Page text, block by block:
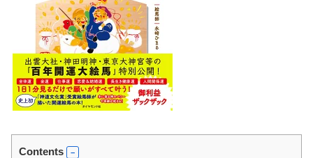
Contents